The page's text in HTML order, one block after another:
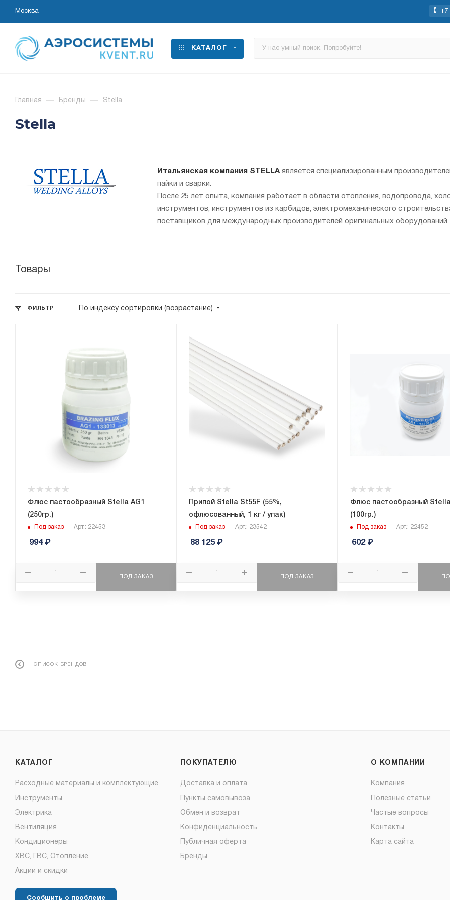
Москва +7
КАТАЛОГ
Главная — Бренды — Stella
Stella
Итальянская компания STELLAявляется специализированным
пайки и сварки.
После 25 лет опыта, компания работает в области отопления, водопровода,
инструментов, инструментов из карбидов, электромеханического
поставщиков для международных производителей оригинальных оборудований.
Товары
ФИЛЬТР По индексу сортировки (возрастание)
Флюс пастообразный Stella AG1
(250гр.)
Под заказ Арт.: 22453
994₽
ПОД ЗАКАЗ
Припой Stella St55F (55%,
офлюсованный, 1 кг / упак)
Под заказ Арт.: 23542
88 125₽
ПОД ЗАКАЗ
Флюс пастообразный Stella
(100гр.)
Под заказ Арт.: 22452
602₽
СПИСОК БРЕНДОВ
КАТАЛОГ
Расходные материалы и комплектующие
Инструменты
Электрика
Вентиляция
Кондиционеры
ХВС, ГВС, Отопление
Акции и скидки
ПОКУПАТЕЛЮ
Доставка и оплата
Пункты самовывоза
Обмен и возврат
Конфиденциальность
Публичная оферта
Бренды
О КОМПАНИИ
Компания
Полезные статьи
Частые вопросы
Контакты
Карта сайта
Сообщить о проблеме